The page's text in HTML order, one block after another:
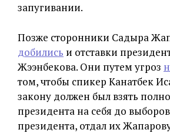
запугивании.
Позже сторонники Садыра
добились и отставки
Жээнбекова. Они путем угроз
том, чтобы спикер Канатбек
закону должен был взять
президента на себя до
президента, отдал их